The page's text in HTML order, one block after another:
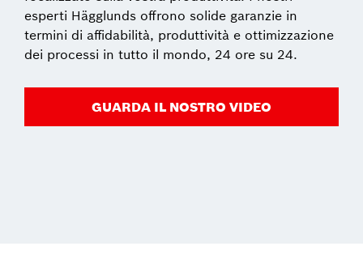
esperti Hägglunds offrono solide garanzie in
termini di affidabilità, produttività e ottimizzazione
dei processi in tutto il mondo, 24 ore su 24.
GUARDA IL NOSTRO VIDEO